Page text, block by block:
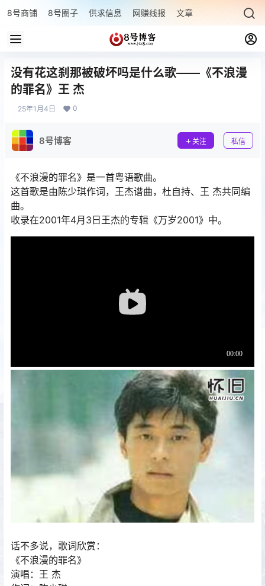
8号商铺 8号圈子 供求信息 网赚线报 文章专题 最新文章
没有花这刹那被破坏吗是什么歌——《不浪漫
的罪名》王 杰
25年1月4日 0
8号博客 关注 私信
《不浪漫的罪名》是一首粤语歌曲。
这首歌是由陈少琪作词，王杰谱曲，杜自持、王 杰共同编
曲。
收录在2001年4月3日王杰的专辑《万岁2001》中。
话不多说，歌词欣赏：
《不浪漫的罪名》
演唱：王 杰